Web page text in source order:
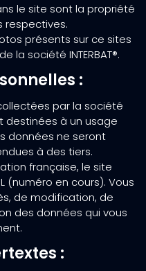
le site sont la propriété
respectives.
présents sur ce sites
la société INTERBAT®.
:
par la société
destinées à un usage
données ne seront
à des tiers.
française, le site
(numéro en cours). Vous
de modification, de
des données qui vous
: